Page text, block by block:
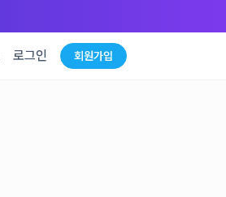
로그인 회원가입